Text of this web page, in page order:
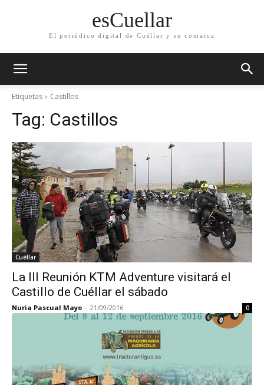
esCuellar
El periódico digital de Cuéllar y su comarca
Etiquetas Castillos
Tag: Castillos
Cuéllar
La III Reunión KTM Adventure visitará el
Castillo de Cuéllar el sábado
Nuria Pascual Mayo - 21/09/2016 0